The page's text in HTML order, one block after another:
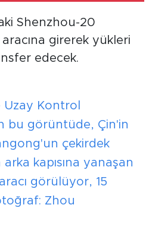
Shenzhou-20
girerek yükleri
edecek.
Uzay Kontrol
bu görüntüde, Çin'in
çekirdek
kapısına yanaşan
görülüyor, 15
Zhou